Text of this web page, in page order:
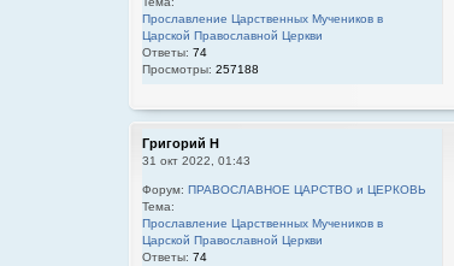
Прославление Царственных Мучеников в
Царской Православной Церкви
Ответы: 74
Просмотры: 257188
Григорий Н
31 окт 2022, 01:43
Форум: ПРАВОСЛАВНОЕ ЦАРСТВО и ЦЕРКОВЬ
Тема:
Прославление Царственных Мучеников в
Царской Православной Церкви
Ответы: 74